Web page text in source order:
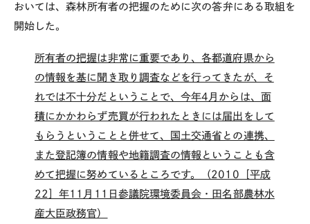
おいては、森林所有者の把握のために次の答弁にある取組を
開始した。
所有者の把握は非常に重要であり、各都道府県から
の情報を基に聞き取り調査などを行ってきたが、そ
れでは不十分だということで、今年4月からは、面
積にかかわらず売買が行われたときには届出をして
もらうということと併せて、国土交通省との連携、
また登記簿の情報や地籍調査の情報ということも含
めて把握に努めているところです。（2010［平成
22］年11月11日参議院環境委員会・田名部農林水
産大臣政務官）